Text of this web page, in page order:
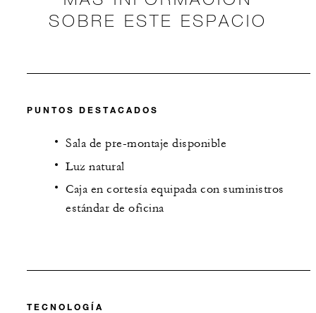
SOBRE ESTE ESPACIO
PUNTOS DESTACADOS
Sala de pre-montaje disponible
Luz natural
Caja en cortesía equipada con suministros
estándar de oficina
TECNOLOGÍA